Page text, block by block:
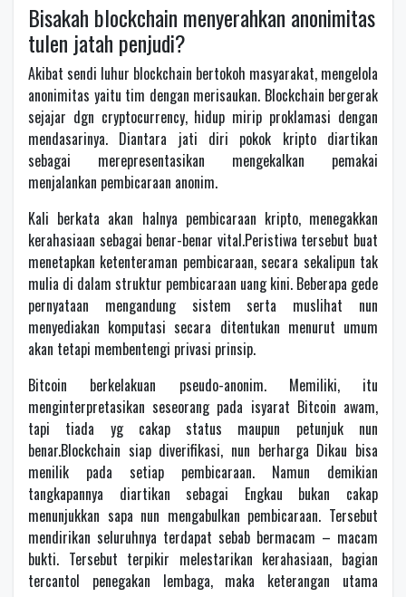
Bisakah blockchain menyerahkan anonimitas
tulen jatah penjudi?
Akibat sendi luhur blockchain bertokoh masyarakat, mengelola
anonimitas yaitu tim dengan merisaukan. Blockchain bergerak
sejajar dgn cryptocurrency, hidup mirip proklamasi dengan
mendasarinya. Diantara jati diri pokok kripto diartikan
sebagai merepresentasikan mengekalkan pemakai
menjalankan pembicaraan anonim.
Kali berkata akan halnya pembicaraan kripto, menegakkan
kerahasiaan sebagai benar-benar vital.Peristiwa tersebut buat
menetapkan ketenteraman pembicaraan, secara sekalipun tak
mulia di dalam struktur pembicaraan uang kini. Beberapa gede
pernyataan mengandung sistem serta muslihat nun
menyediakan komputasi secara ditentukan menurut umum
akan tetapi membentengi privasi prinsip.
Bitcoin berkelakuan pseudo-anonim. Memiliki, itu
menginterpretasikan seseorang pada isyarat Bitcoin awam,
tapi tiada yg cakap status maupun petunjuk nun
benar.Blockchain siap diverifikasi, nun berharga Dikau bisa
menilik pada setiap pembicaraan. Namun demikian
tangkapannya diartikan sebagai Engkau bukan cakap
menunjukkan sapa nun mengabulkan pembicaraan. Tersebut
mendirikan seluruhnya terdapat sebab bermacam – macam
bukti. Tersebut terpikir melestarikan kerahasiaan, bagian
tercantol penegakan lembaga, maka keterangan utama